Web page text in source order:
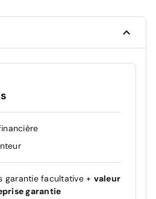
garantie facultative + valeur
garantie